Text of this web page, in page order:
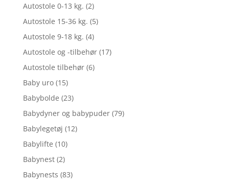
Autostole 0-13 kg. (2)
Autostole 15-36 kg. (5)
Autostole 9-18 kg. (4)
Autostole og -tilbehør (17)
Autostole tilbehør (6)
Baby uro (15)
Babybolde (23)
Babydyner og babypuder (79)
Babylegetøj (12)
Babylifte (10)
Babynest (2)
Babynests (83)